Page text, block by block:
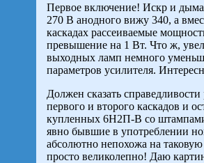
Первое включение! Искр и дыма
270 В анодного вижу 340, а
каскадах рассеиваемые
превышение на 1 Вт. Что ж,
выходных ламп немного
параметров усилителя.
Должен сказать
первого и второго каскадов и
купленных 6Н2П-В со
явно бывшие в употреблении
абсолютно непохожа на
просто великолепно! Даю